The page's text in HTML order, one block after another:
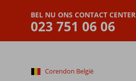
BEL NU ONS CONTACT CENTER
023 751 06 06
Corendon België